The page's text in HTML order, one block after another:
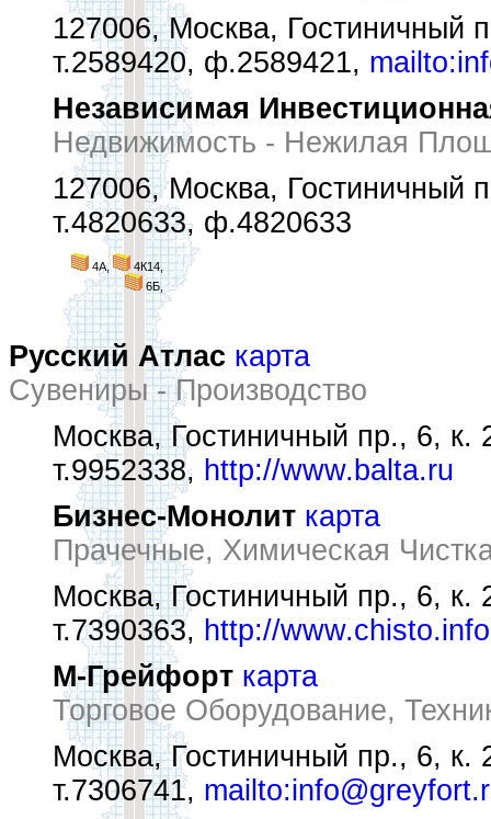
127006, Москва, Гостиничный
т.2589420, ф.2589421,
Независимая
Недвижимость - Нежилая
127006, Москва, Гостиничный
т.4820633, ф.4820633
4А,
4К14,
6Б,
Русский Атлас карта
Сувениры - Производство
Москва, Гостиничный пр., 6, к.
т.9952338, http://www.balta.ru
Бизнес-Монолит карта
Прачечные, Химическая
Москва, Гостиничный пр., 6, к.
т.7390363, http://www.chisto.info
М-Грейфорт карта
Торговое Оборудование,
Москва, Гостиничный пр., 6, к.
т.7306741,